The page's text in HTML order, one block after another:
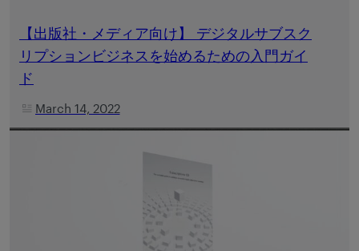
【出版社・メディア向け】 デジタルサブスク
リプションビジネスを始めるための入門ガイ
ド
March 14, 2022